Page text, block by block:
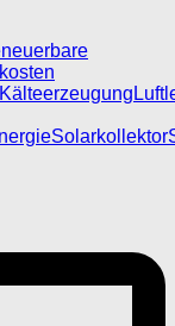
Kälteerzeugung
Solarkollektor